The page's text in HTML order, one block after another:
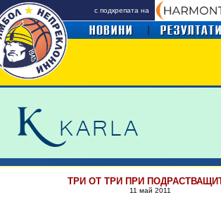
с подкрепата на
ТРИ ОТ ТРИ ПРИ
11 май 2011